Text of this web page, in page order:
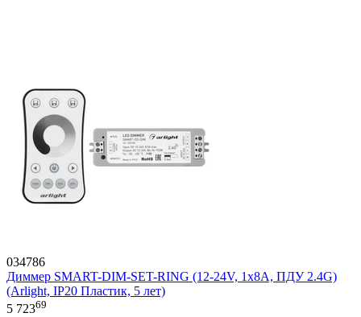
034786
Диммер SMART-DIM-SET-RING (12-24V, 1x8A, ПДУ 2.4G)
(Arlight, IP20 Пластик, 5 лет)
5 72369